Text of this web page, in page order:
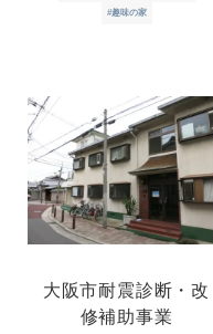
#趣味の家
大阪市耐震診断・改
修補助事業